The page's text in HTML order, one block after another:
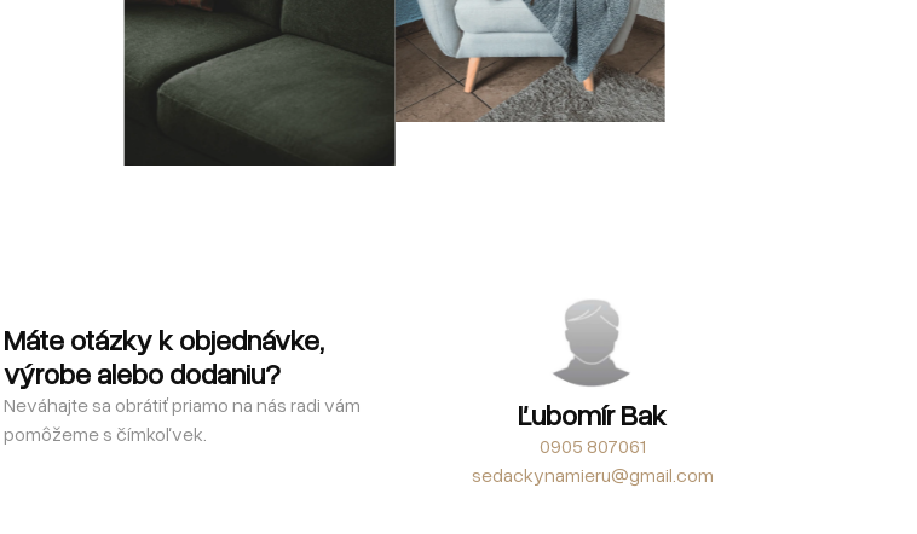
Máte otázky k objednávke,
výrobe alebo dodaniu?
Neváhajte sa obrátiť priamo na nás radi vám
pomôžeme s čímkoľvek.
Ľubomír Bak
0905 807061
sedackynamieru@gmail.com